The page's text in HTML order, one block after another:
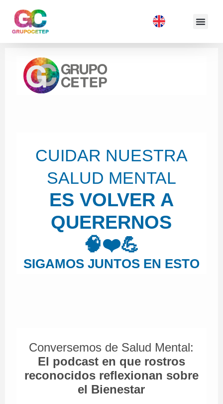
CUIDAR NUESTRA
SALUD MENTAL
ES VOLVER A
QUERERNOS
🧠❤️💪
SIGAMOS JUNTOS EN ESTO
Conversemos de Salud Mental:
El podcast en que rostros
reconocidos reflexionan sobre
el Bienestar